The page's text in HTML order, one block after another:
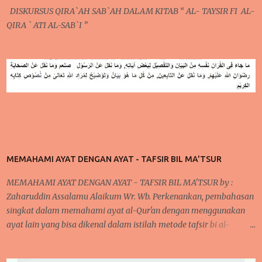
DISKURSUS QIRA`AH SAB`AH DALAM KITAB “ AL- TAYSIR FI AL-
QIRA ` ATI AL-SAB`I ”
MEMAHAMI AYAT DENGAN AYAT - TAFSIR BIL MA'TSUR
MEMAHAMI AYAT DENGAN AYAT - TAFSIR BIL MA'TSUR by :
Zaharuddin Assalamu Alaikum Wr. Wb. Perkenankan, pembahasan
singkat dalam memahami ayat al-Qur'an dengan menggunakan
ayat lain yang bisa dikenal dalam istilah metode tafsir bi al-